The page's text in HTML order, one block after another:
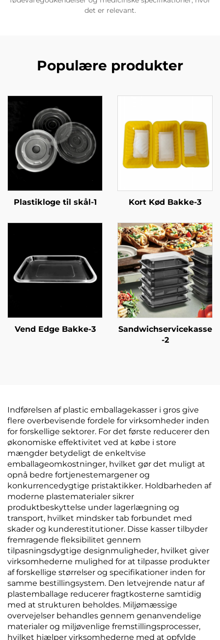
det er relevant.
Populære produkter
Plastikloge til skål-1 Kort Kød Bakke-3
Vend Edge Bakke-3
Sandwichservicekasse
-2
Indførelsen af plastic emballagekasser i gros give
flere overbevisende fordele for virksomheder inden
for forskellige sektorer. For det første reducerer den
økonomiske effektivitet ved at købe i store
mængder betydeligt de enkeltvise
emballageomkostninger, hvilket gør det muligt at
opnå bedre fortjenestemargener og
konkurrencedygtige pristaktikker. Holdbarheden af
moderne plastematerialer sikrer
produktbeskyttelse under lagerlægning og
transport, hvilket mindsker tab forbundet med
skader og kunderestitutioner. Disse kasser tilbyder
fremragende fleksibilitet gennem
tilpasningsdygtige designmuligheder, hvilket giver
virksomhederne mulighed for at tilpasse produkter
af forskellige størrelser og specifikationer inden for
samme bestillingsystem. Den letvejrende natur af
plastemballage reducerer fragtkosterne samtidig
med at strukturen beholdes. Miljømæssige
overvejelser behandles gennem genanvendelige
materialer og miljøvenlige fremstillingsprocesser,
hvilket hjælper virksomhederne med at opfylde